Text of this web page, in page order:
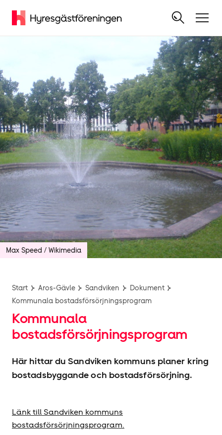
Max Speed / Wikimedia
Start Aros-Gävle Sandviken
Dokument
Kommunala bostadsförsörjningsprogram
Kommunala
bostadsförsörjningsprogram
Här hittar du Sandviken kommuns planer kring
bostadsbyggande och bostadsförsörjning.
Länk till Sandviken kommuns
bostadsförsörjningsprogram.